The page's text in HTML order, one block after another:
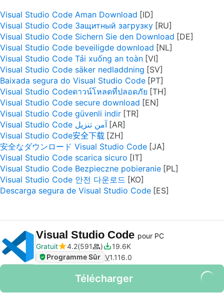
Visual Studio Code Aman Download
Visual Studio Code Защитный загрузку
Visual Studio Code Sichern Sie den Download
Visual Studio Code beveiligde download
Visual Studio Code Tải xuống an toàn
Visual Studio Code säker nedladdning
Baixada segura do Visual Studio Code
Visual Studio Codeดาวน์โหลดที่ปลอดภัย
Visual Studio Code secure download
Visual Studio Code güvenli indir
Visual Studio Code آمن تنزيل
Visual Studio Code安全下载
安全なダウンロード Visual Studio Code
Visual Studio Code scarica sicuro
Visual Studio Code Bezpieczne pobieranie
Visual Studio Code 안전 다운로드
Descarga segura de Visual Studio Code
Visual Studio Code pour PC
Gratuit
4.2 591
19.6K
Programme Sûr V1.116.0
Télécharger